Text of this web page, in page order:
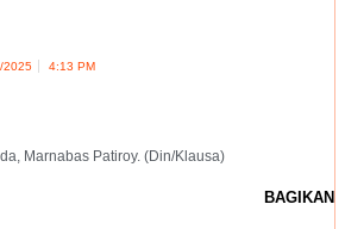
2025 4:13 PM
Marnabas Patiroy. (Din/Klausa)
BAGIKAN